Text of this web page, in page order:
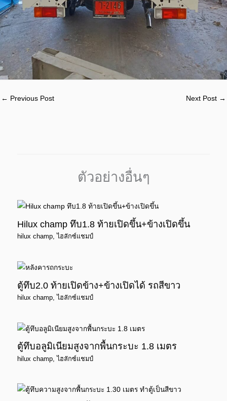
← Previous Post Next Post →
ตัวอย่างอื่นๆ
Hilux champ ทึบ1.8 ท้ายเปิดขึ้น+ข้างเปิดขึ้น
hilux champ,ไฮลักซ์แชมป์
ตู้ทึบ2.0 ท้ายเปิดข้าง+ข้างเปิดได้ รถสีขาว
hilux champ,ไฮลักซ์แชมป์
ตู้ทึบอลูมิเนียมสูงจากพื้นกระบะ 1.8 เมตร
hilux champ ,ไฮลักซ์แชมป์